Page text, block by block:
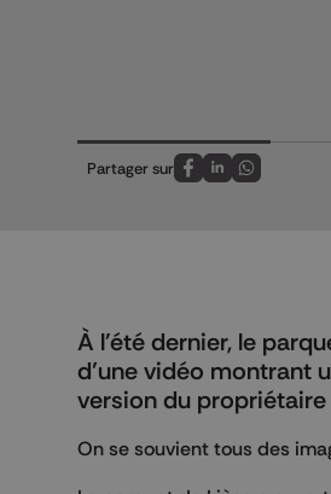
Partager sur
Partagez sur
Partagez sur
Partagez
À l'été dernier, le
d’une vidéo montrant
version du propriétaire
On se souvient tous des